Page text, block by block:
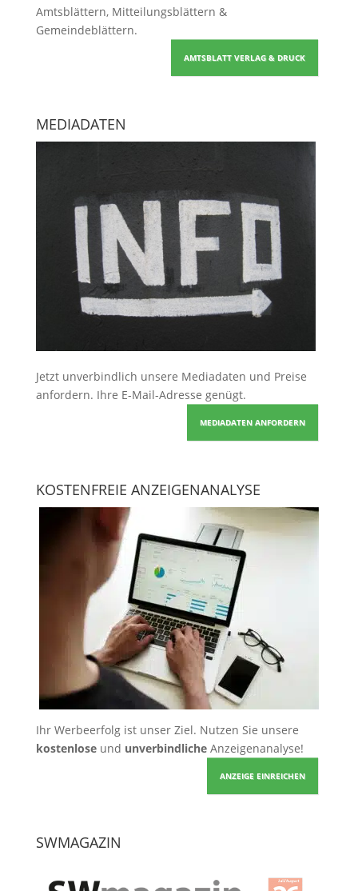
Amtsblättern, Mitteilungsblättern &
Gemeindeblättern.
AMTSBLATT VERLAG & DRUCK
MEDIADATEN
Jetzt unverbindlich unsere Mediadaten und Preise
anfordern. Ihre E-Mail-Adresse genügt.
MEDIADATEN ANFORDERN
KOSTENFREIE ANZEIGENANALYSE
Ihr Werbeerfolg ist unser Ziel. Nutzen Sie unsere
kostenloseund unverbindlicheAnzeigenanalyse!
ANZEIGE EINREICHEN
SWMAGAZIN